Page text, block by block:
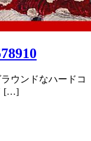
ウンドなハードコ
[…]